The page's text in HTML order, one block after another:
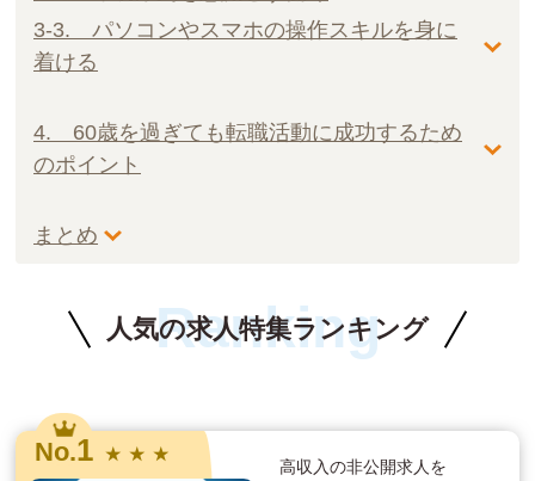
3-3. パソコンやスマホの操作スキルを身に
着ける
4. 60歳を過ぎても転職活動に成功するため
のポイント
まとめ
人気の求人特集ランキング
Ranking
No.1 ★ ★ ★
高収入の非公開求人を